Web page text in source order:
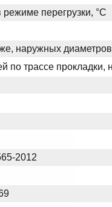
перегрузки, °С
наружных диаметров
по трассе прокладки,
2012